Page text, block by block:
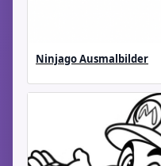
Ninjago Ausmalbilder